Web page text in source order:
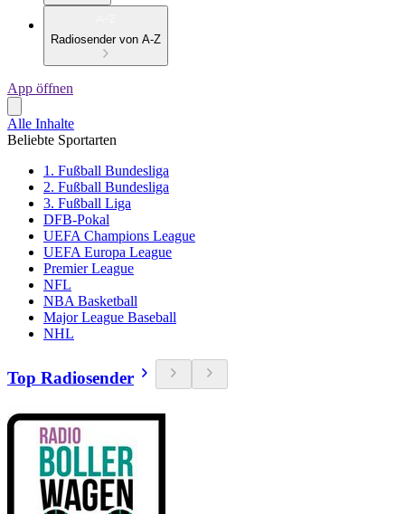
Radiosender von A-Z
App öffnen
Alle Inhalte
Beliebte Sportarten
1. Fußball Bundesliga
2. Fußball Bundesliga
3. Fußball Liga
DFB-Pokal
UEFA Champions League
UEFA Europa League
Premier League
NFL
NBA Basketball
Major League Baseball
NHL
Top Radiosender